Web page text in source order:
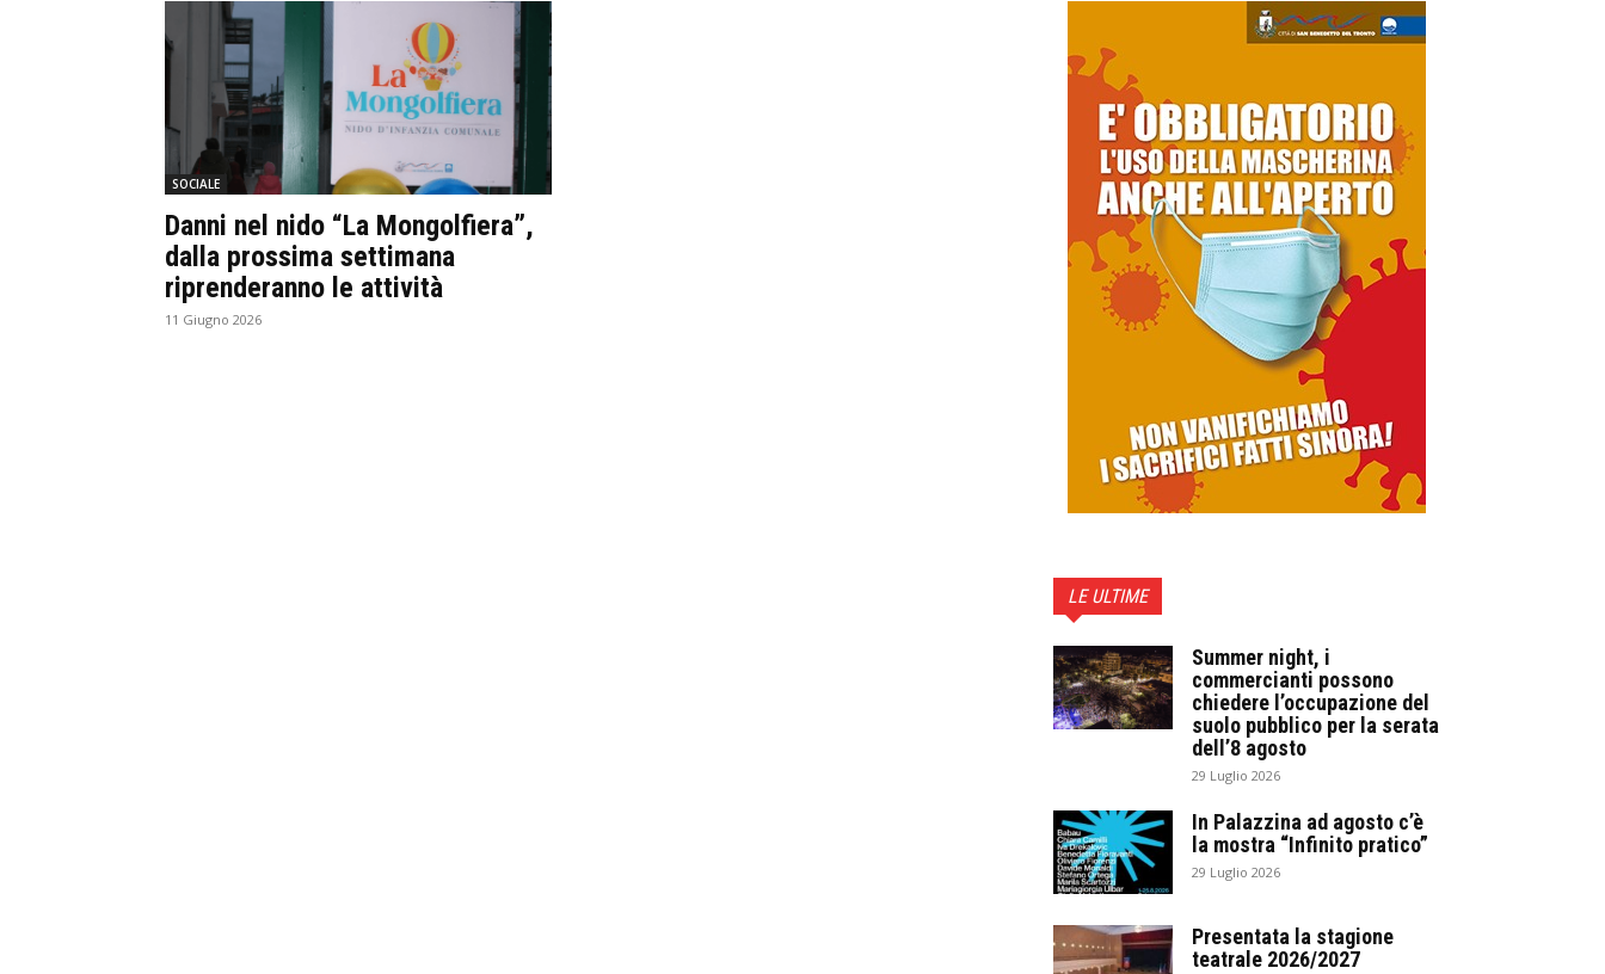
SOCIALE
Danni nel nido “La Mongolfiera”,
dalla prossima settimana
riprenderanno le attività
11 Giugno 2026
LE ULTIME
Summer night, i
commercianti possono
chiedere l’occupazione del
suolo pubblico per la serata
dell’8 agosto
29 Luglio 2026
In Palazzina ad agosto c’è
la mostra “Infinito pratico”
29 Luglio 2026
Presentata la stagione
teatrale 2026/2027